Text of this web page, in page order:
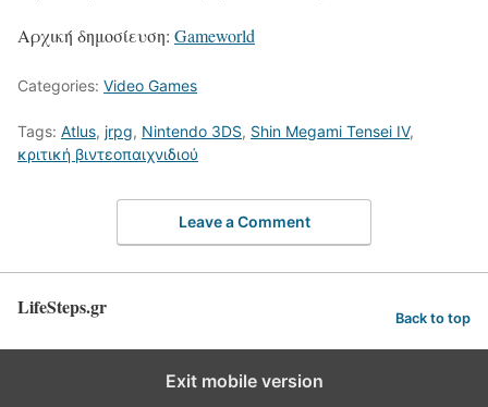
Αρχική δημοσίευση: Gameworld
Categories: Video Games
Tags: Atlus, jrpg, Nintendo 3DS, Shin Megami Tensei IV,
κριτική βιντεοπαιχνιδιού
Leave a Comment
LifeSteps.gr Back to top
Exit mobile version